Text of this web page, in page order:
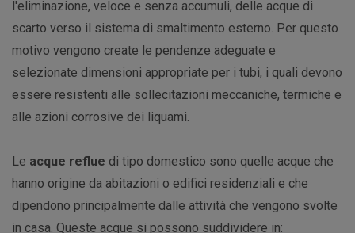
l'eliminazione, veloce e senza accumuli, delle acque di
scarto verso il sistema di smaltimento esterno. Per questo
motivo vengono create le pendenze adeguate e
selezionate dimensioni appropriate per i tubi, i quali devono
essere resistenti alle sollecitazioni meccaniche, termiche e
alle azioni corrosive dei liquami.
Le acque reflue di tipo domestico sono quelle acque che
hanno origine da abitazioni o edifici residenziali e che
dipendono principalmente dalle attività che vengono svolte
in casa. Queste acque si possono suddividere in: